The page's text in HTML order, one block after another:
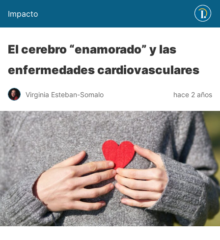
Impacto
El cerebro “enamorado” y las
enfermedades cardiovasculares
Virginia Esteban-Somalo hace 2 años